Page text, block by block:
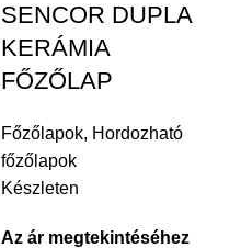
SENCOR DUPLA
KERÁMIA
FŐZŐLAP
Főzőlapok, Hordozható
főzőlapok
Készleten
Az ár megtekintéséhez